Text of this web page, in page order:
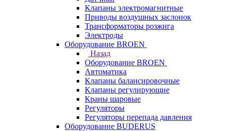
Клапаны электромагнитные
Приводы воздушных заслонок
Трансформаторы розжига
Электроды
Оборудование BROEN
Назад
Оборудование BROEN
Автоматика
Клапаны балансировочные
Клапаны регулирующие
Краны шаровые
Регуляторы
Регуляторы перепада давления
Оборудование BUDERUS